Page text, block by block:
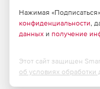
систем и
свои политики в
File Integrity
Нажимая
конфиденциальности,
данных и получение
Этот сайт защищен
об условиях обработки